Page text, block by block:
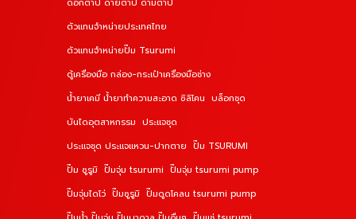
ดอกต๊าป ดายต๊าป ด้ามต๊าป
ตัวแทนจำหน่ายประเทศไทย
ตัวแทนจำหน่ายปั๊ม Tsurumi
ตู้เครื่องมือ กล่อง-กระเป๋าเครื่องมือช่าง
น้ำยาเคมี น้ำยาทำความสะอาด ซิลิโคน บล็อกชุด
บันไดอุตสาหกรรม ประแจชุด
ประแจชุด ประแจแหวน-ปากตาย ปั๊ม TSURUMI
ปั๊ม ซูรูมิ ปั๊มจุ่ม tsurumi ปั๊มจุ่ม tsurumi pump
ปั๊มจุ่มไดโว่ ปั๊มซูรูมิ ปั๊มดูดโคลน tsurumi pump